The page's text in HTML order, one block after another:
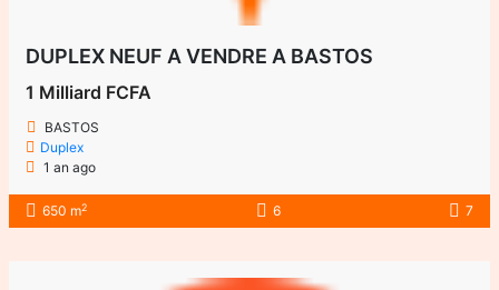
DUPLEX NEUF A VENDRE A BASTOS
1 Milliard FCFA
BASTOS
Duplex
1 an ago
650 m2 6 7